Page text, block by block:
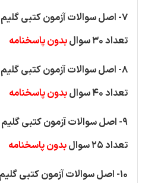
7- اصل سوالات آزمون کتبی
تعداد 30 سوال
بدون پاسخنامه
8- اصل سوالات آزمون کتبی
تعداد 40 سوال
بدون پاسخنامه
9- اصل سوالات آزمون کتبی
تعداد 25 سوال
بدون پاسخنامه
10- اصل سوالات آزمون کتبی